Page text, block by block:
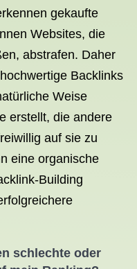
gekaufte
Websites, die
abstrafen. Daher
Backlinks
Weise
erstellt, die andere
auf sie zu
eine organische
Building
schlechte oder